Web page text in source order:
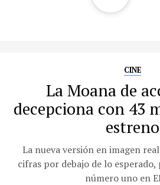
CINE
La Moana de
decepciona con 43
estreno
La nueva versión en imagen
cifras por debajo de lo
número uno en